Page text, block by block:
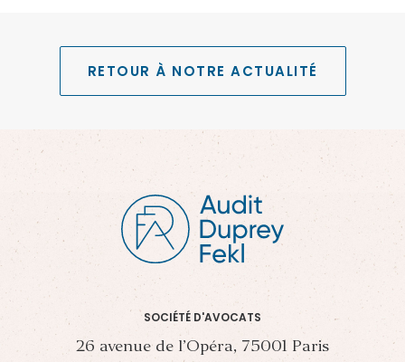
RETOUR À NOTRE ACTUALITÉ
SOCIÉTÉ D'AVOCATS
26 avenue de l’Opéra, 75001 Paris